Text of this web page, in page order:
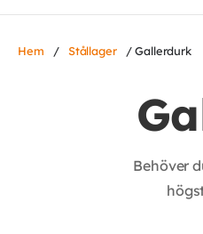
Hem / Stållager / Gallerdurk
Behöver